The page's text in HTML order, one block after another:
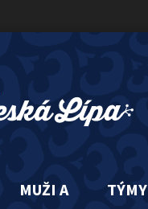
MUŽI A TÝMY